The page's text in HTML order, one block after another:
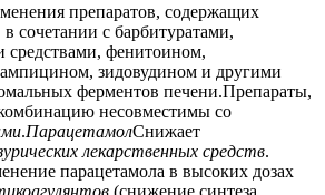
препаратов, содержащих
сочетании с барбитуратами,
фенитоином,
зидовудином и другими
ферментов печени.Препараты,
несовместимы со
.ПарацетамолСнижает
лекарственных средств.
парацетамола в высоких дозах
(снижение синтеза